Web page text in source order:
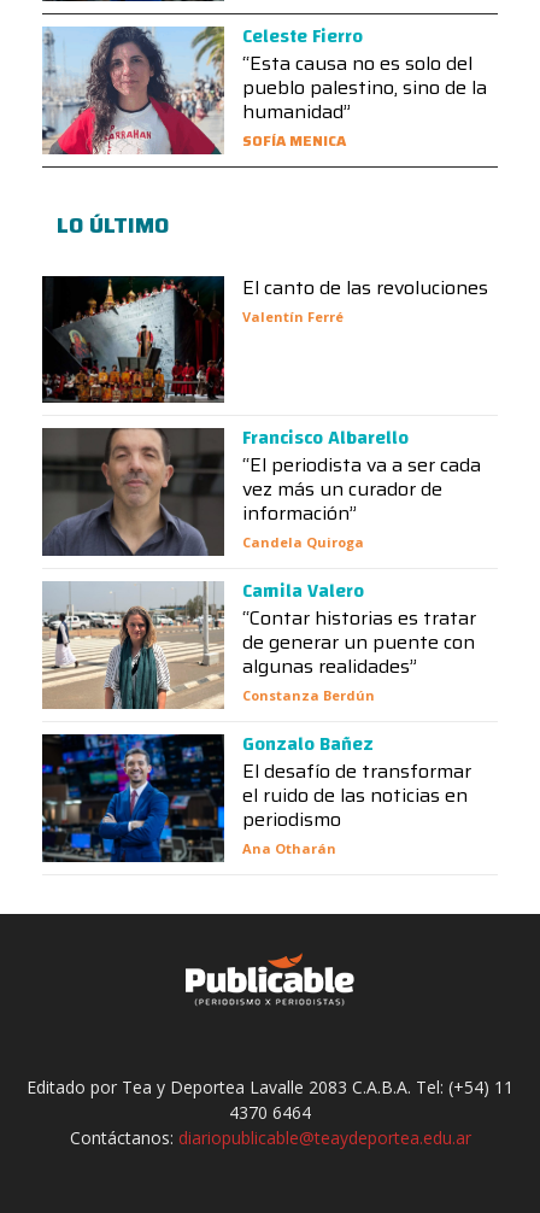
Celeste Fierro
“Esta causa no es solo del
pueblo palestino, sino de la
humanidad”
SOFÍA MENICA
LO ÚLTIMO
El canto de las revoluciones
Valentín Ferré
Francisco Albarello
“El periodista va a ser cada
vez más un curador de
información”
Candela Quiroga
Camila Valero
“Contar historias es tratar
de generar un puente con
algunas realidades”
Constanza Berdún
Gonzalo Bañez
El desafío de transformar
el ruido de las noticias en
periodismo
Ana Otharán
Editado por Tea y Deportea Lavalle 2083 C.A.B.A. Tel: (+54) 11
4370 6464
Contáctanos: diariopublicable@teaydeportea.edu.ar